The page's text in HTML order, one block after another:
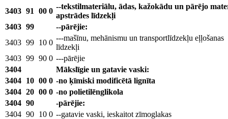
3403 91 00 0
--tekstilmateriālu, ādas, kažokādu un pārējo
apstrādes līdzekļi
3403 99
--pārējie:
3403 99 10 0
---mašīnu, mehānismu un transportlīdzekļu eļļošanas
līdzekļi
3403 99 90 0 ---pārējie
3404
Mākslīgie un gatavie vaski:
3404 10 00 0 -no ķīmiski modificētā lignīta
3404 20 00 0 -no polietilēnglikola
3404 90
-pārējie:
3404 90 10 0 --gatavie vaski, ieskaitot zīmoglakas